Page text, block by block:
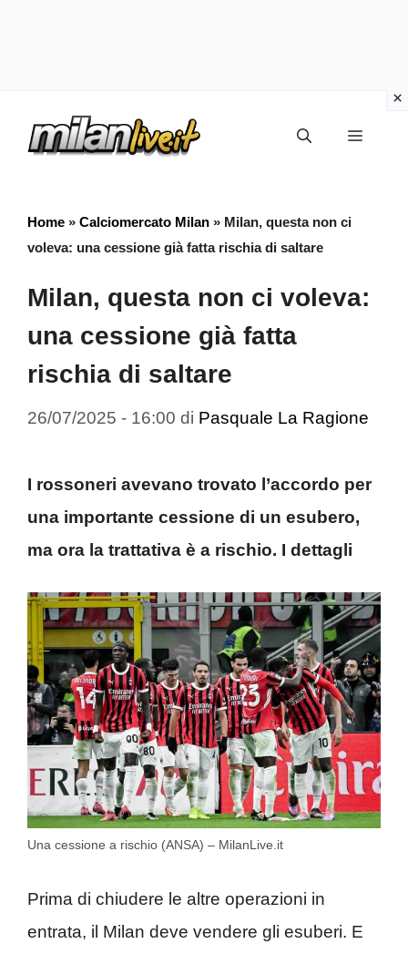
Menu
Home » Calciomercato Milan » Milan, questa non ci
voleva: una cessione già fatta rischia di saltare
Milan, questa non ci voleva:
una cessione già fatta
rischia di saltare
26/07/2025 - 16:00 di Pasquale La Ragione
I rossoneri avevano trovato l’accordo per
una importante cessione di un esubero,
ma ora la trattativa è a rischio. I dettagli
Una cessione a rischio (ANSA) – MilanLive.it
Prima di chiudere le altre operazioni in
entrata, il Milan deve vendere gli esuberi. E